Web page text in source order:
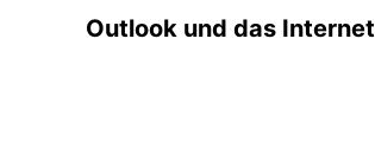
Outlook und das Internet